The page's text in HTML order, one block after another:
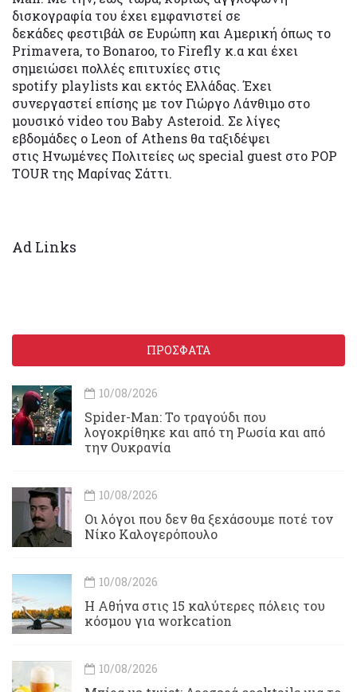
δισκογραφία του έχει εμφανιστεί σε
δεκάδες φεστιβάλ σε Ευρώπη και Αμερική όπως το
Primavera, το Bonaroo, το Firefly κ.α και έχει
σημειώσει πολλές επιτυχίες στις
spotify playlists και εκτός Ελλάδας. Έχει
συνεργαστεί επίσης με τον Γιώργο Λάνθιμο στο
μουσικό video του Baby Asteroid. Σε λίγες
εβδομάδες ο Leon of Athens θα ταξιδέψει
στις Ηνωμένες Πολιτείες ως special guest στο POP
TOUR της Μαρίνας Σάττι.
Ad Links
ΠΡΟΣΦΑΤΑ
10/08/2026
Spider-Man: Το τραγούδι που
λογοκρίθηκε και από τη Ρωσία και από
την Ουκρανία
10/08/2026
Οι λόγοι που δεν θα ξεχάσουμε ποτέ τον
Νίκο Καλογερόπουλο
10/08/2026
Η Αθήνα στις 15 καλύτερες πόλεις του
κόσμου για workcation
10/08/2026